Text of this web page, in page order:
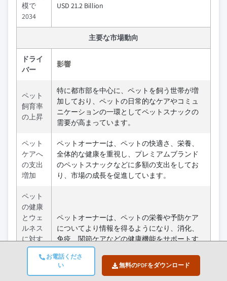
お電話くださ
い
無料のPDFをダウンロード
模で
2034
USD 21.2 Billion
主要な市場動向
ドライ
バー
影響
ペット
飼育率
の上昇
特に都市部を中心に、ペットを飼う世帯が増
加しており、ペットの日常的なケアやコミュ
ニケーションの一環としてペットスナックの
需要が高まっています。
ペット
ケアへ
の支出
増加
ペットオーナーは、ペットの快適さ、栄養、
全体的な健康を重視し、プレミアムブランド
のペットスナックなどに多額の支出をしてお
り、市場の成長を促進しています。
ペット
の健康
とウェ
ルネス
に対す
る意識
の高ま
ペットオーナーは、ペットの栄養や予防ケア
についてより情報を得るようになり、消化、
免疫、関節ケアなどの健康機能をサポートす
るスナックの需要が高まっています。